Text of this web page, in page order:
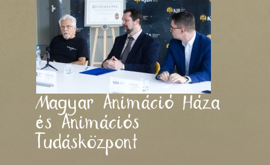
Magyar Animáció Háza
és Animációs
Tudásközpont